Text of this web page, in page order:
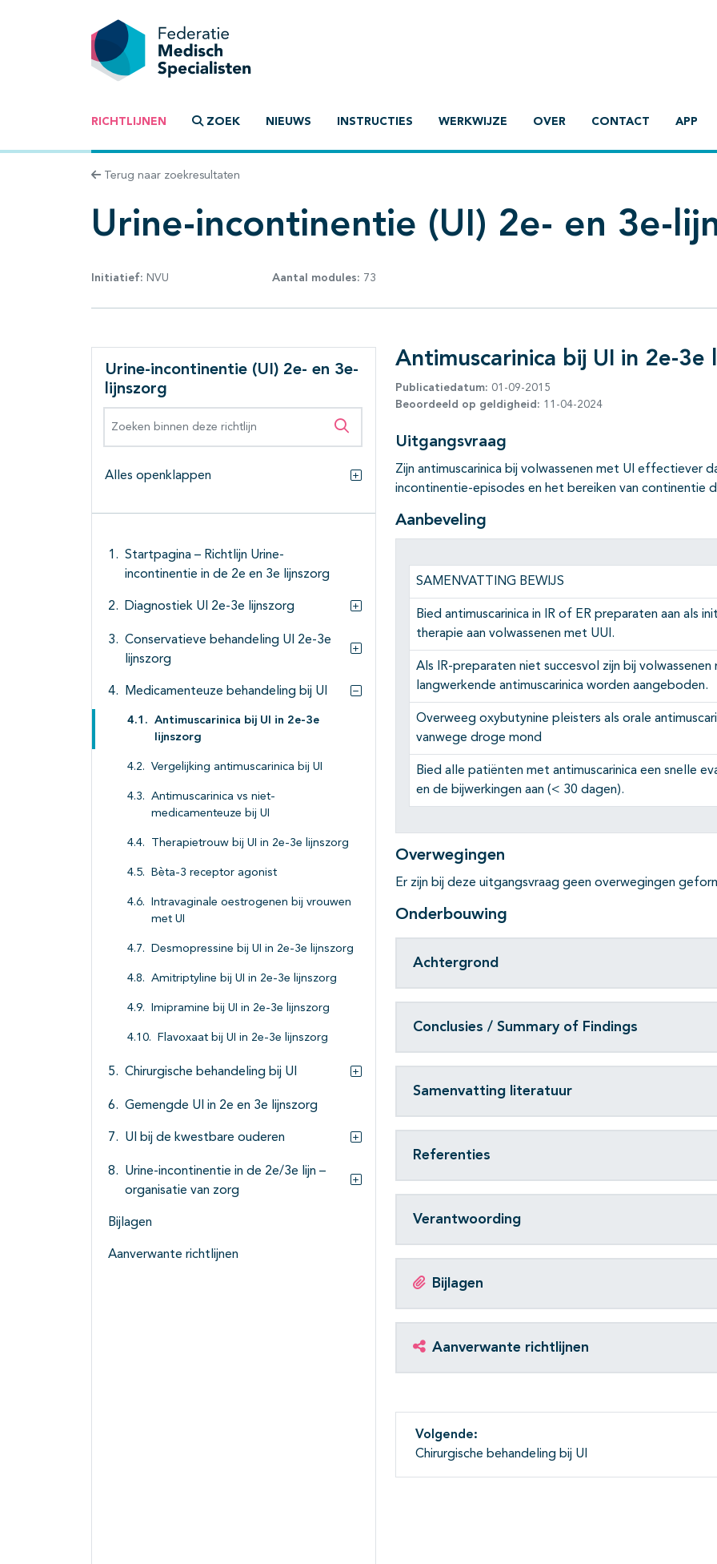
RICHTLIJNEN ZOEK NIEUWS INSTRUCTIES WERKWIJZE OVER CONTACT APP
Terug naar zoekresultaten
Urine-incontinentie (UI) 2e- en 3e-
Initiatief: NVU Aantal modules: 73
Urine-incontinentie (UI) 2e- en 3e-
lijnszorg
Zoeken binnen deze richtlijn
Alles openklappen
Alles openklappen
Startpagina – Richtlijn Urine-
incontinentie in de 2e en 3e lijnszorg
Diagnostiek UI 2e-3e lijnszorg
Subpagina's open- en dichtklappen
Conservatieve behandeling UI 2e-3e
lijnszorg
Subpagina's open- en dichtklappen
Medicamenteuze behandeling bij UI
Subpagina's open- en dichtklappen
Antimuscarinica bij UI in 2e-3e
lijnszorg
Vergelijking antimuscarinica bij UI
Antimuscarinica vs niet-
medicamenteuze bij UI
Therapietrouw bij UI in 2e-3e lijnszorg
Bèta-3 receptor agonist
Intravaginale oestrogenen bij vrouwen
met UI
Desmopressine bij UI in 2e-3e lijnszorg
Amitriptyline bij UI in 2e-3e lijnszorg
Imipramine bij UI in 2e-3e lijnszorg
Flavoxaat bij UI in 2e-3e lijnszorg
Chirurgische behandeling bij UI
Subpagina's open- en dichtklappen
Gemengde UI in 2e en 3e lijnszorg
UI bij de kwestbare ouderen
Subpagina's open- en dichtklappen
Urine-incontinentie in de 2e/3e lijn –
organisatie van zorg
Bijlagen
Aanverwante richtlijnen
Antimuscarinica bij UI in 2e-3e
Publicatiedatum: 01-09-2015
Beoordeeld op geldigheid: 11-04-2024
Uitgangsvraag
Zijn antimuscarinica bij volwassenen met UI effectiever
incontinentie-episodes en het bereiken van continentie
Aanbeveling
SAMENVATTING BEWIJS
Bied antimuscarinica in IR of ER preparaten aan als
therapie aan volwassenen met UUI.
Als IR-preparaten niet succesvol zijn bij volwassenen
langwerkende antimuscarinica worden aangeboden.
Overweeg oxybutynine pleisters als orale
vanwege droge mond
Bied alle patiënten met antimuscarinica een snelle
en de bijwerkingen aan (< 30 dagen).
Overwegingen
Er zijn bij deze uitgangsvraag geen overwegingen
Onderbouwing
Achtergrond
Conclusies / Summary of Findings
Samenvatting literatuur
Referenties
Verantwoording
Bijlagen
Aanverwante richtlijnen
Volgende:
Chirurgische behandeling bij UI